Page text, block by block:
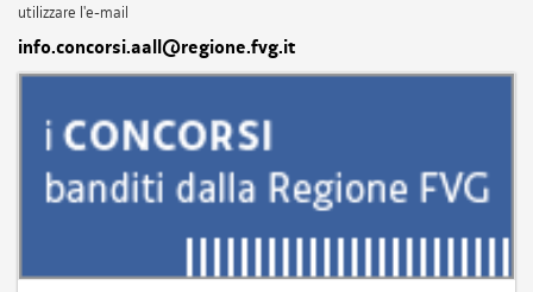
utilizzare l'e-mail
info.concorsi.aall@regione.fvg.it